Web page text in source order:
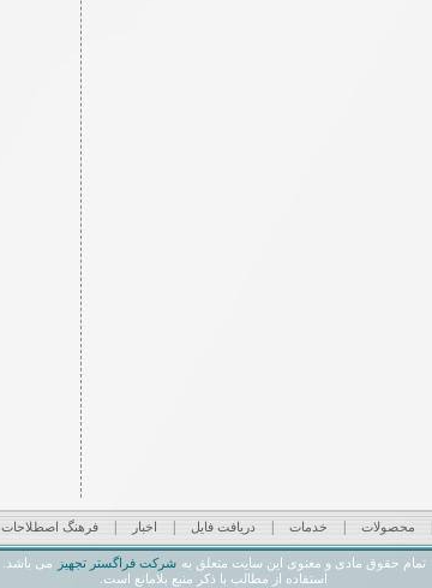
محصولات خدمات دریافت فایل اخبار فرهنگ اصطلاحات
تمام حقوق مادی و معنوی این سایت متعلق به شرکت فراگستر تجهیز
می باشد.
استفاده از مطالب با ذکر منبع بلامانع است.